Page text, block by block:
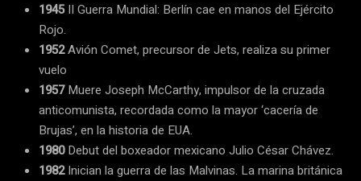
1945II Guerra Mundial: Berlín cae en manos del Ejército
Rojo.
1952Avión Comet, precursor de Jets, realiza su primer
vuelo
1957Muere Joseph McCarthy, impulsor de la cruzada
anticomunista, recordada como la mayor ‘cacería de
Brujas’, en la historia de EUA.
1980Debut del boxeador mexicano Julio César Chávez.
1982Inician la guerra de las Malvinas. La marina británica